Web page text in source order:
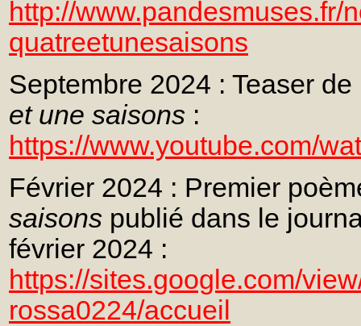
http://www.pandesmuses.fr/
quatreetunesaisons
Septembre 2024 : Teaser
et une saisons :
https://www.youtube.com/
Février 2024 : Premier
saisons publié dans le
février 2024 :
https://sites.google.com/
rossa0224/accueil